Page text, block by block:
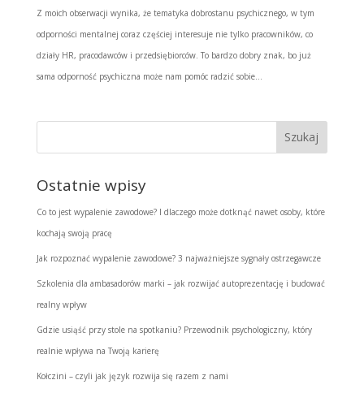
Z moich obserwacji wynika, że tematyka dobrostanu psychicznego, w tym
odporności mentalnej coraz częściej interesuje nie tylko pracowników, co
działy HR, pracodawców i przedsiębiorców. To bardzo dobry znak, bo już
sama odporność psychiczna może nam pomóc radzić sobie...
Ostatnie wpisy
Co to jest wypalenie zawodowe? I dlaczego może dotknąć nawet osoby, które
kochają swoją pracę
Jak rozpoznać wypalenie zawodowe? 3 najważniejsze sygnały ostrzegawcze
Szkolenia dla ambasadorów marki – jak rozwijać autoprezentację i budować
realny wpływ
Gdzie usiąść przy stole na spotkaniu? Przewodnik psychologiczny, który
realnie wpływa na Twoją karierę
Kołczini – czyli jak język rozwija się razem z nami